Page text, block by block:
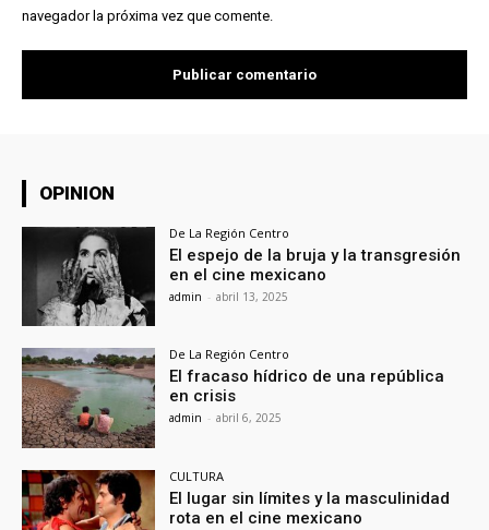
navegador la próxima vez que comente.
OPINION
De La Región Centro
El espejo de la bruja y la transgresión
en el cine mexicano
admin - abril 13, 2025
De La Región Centro
El fracaso hídrico de una república
en crisis
admin - abril 6, 2025
CULTURA
El lugar sin límites y la masculinidad
rota en el cine mexicano